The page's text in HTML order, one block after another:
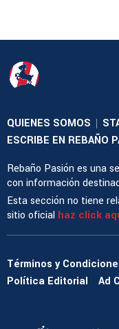
QUIENES SOMOS |
ESCRIBE EN REBAÑO
Rebaño Pasión es una
con información
Esta sección no tiene
sitio oficial haz click
Términos y
Política Editorial
Ad